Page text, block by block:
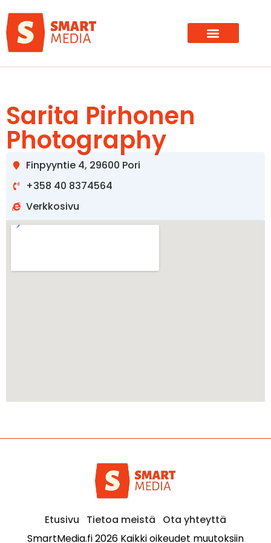
Sarita Pirhonen
Photography
Finpyyntie 4, 29600 Pori
+358 40 8374564
Verkkosivu
Etusivu Tietoa meistä
Ota yhteyttä
SmartMedia.fi 2026 Kaikki oikeudet muutoksiin